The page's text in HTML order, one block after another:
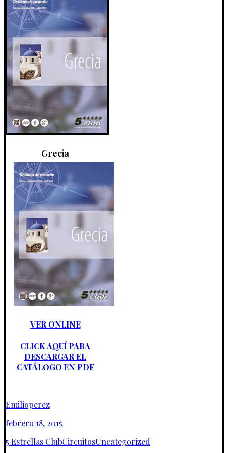
Grecia
VER ONLINE
CLICK AQUÍ PARA
DESCARGAR EL
CATÁLOGO EN PDF
Emilioperez
febrero 18, 2015
5 Estrellas ClubCircuitosUncategorized